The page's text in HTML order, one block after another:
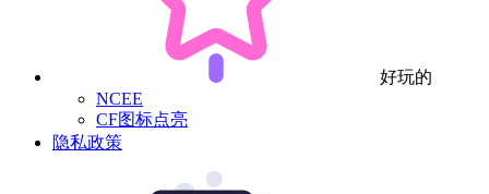
好玩的
NCEE
CF图标点亮
隐私政策